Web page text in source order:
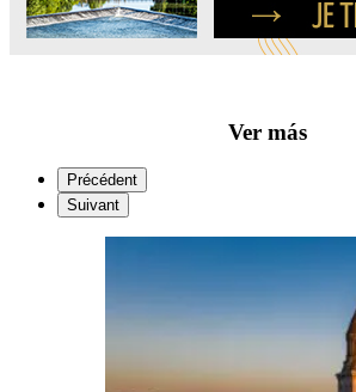
Ver más
Précédent
Suivant